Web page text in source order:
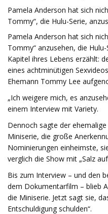
Pamela Anderson hat sich
Tommy“, die Hulu-Serie,
Pamela Anderson hat sich
Tommy“ anzusehen, die
Kapitel ihres Lebens erzählt:
eines achtminütigen
Ehemann Tommy Lee
„Ich weigere mich, es
einem Interview mit Variety.
Dennoch sagte der
Miniserie, die große
Nominierungen einheimste,
verglich die Show mit „Salz
Bis zum Interview – und den
dem Dokumentarfilm – blieb
die Miniserie. Jetzt sagt sie,
Entschuldigung schulden“.